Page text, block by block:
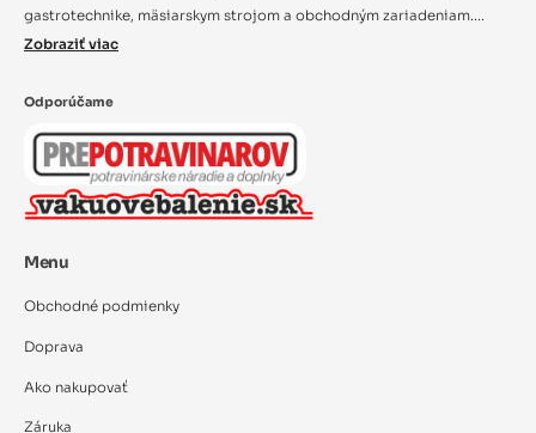
gastrotechnike, mäsiarskym strojom a obchodným zariadeniam....
Zobraziť viac
Odporúčame
Menu
Obchodné podmienky
Doprava
Ako nakupovať
Záruka